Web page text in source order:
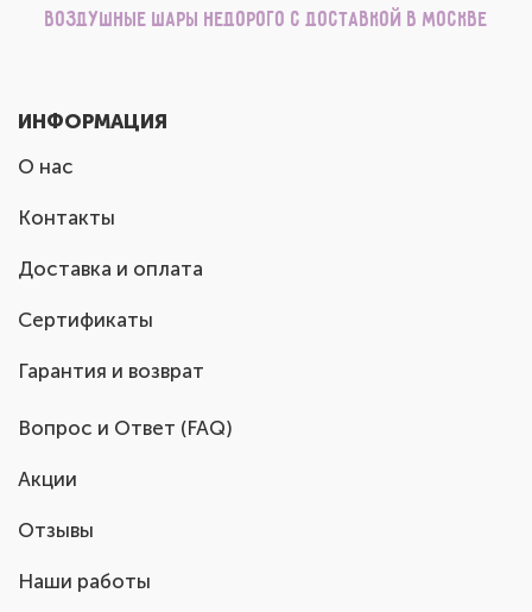
Воздушные шары недорого с доставкой в Москве
ИНФОРМАЦИЯ
О нас
Контакты
Доставка и оплата
Сертификаты
Гарантия и возврат
Вопрос и Ответ (FAQ)
Акции
Отзывы
Наши работы